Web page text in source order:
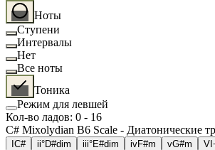
Ноты
Ступени
Интервалы
Нет
Все ноты
Тоника
Режим для левшей
Кол-во ладов: 0 - 16
C# Mixolydian B6 Scale - Диатонические
C# ii°D#dim iii°E#dim ivF#m vG#m